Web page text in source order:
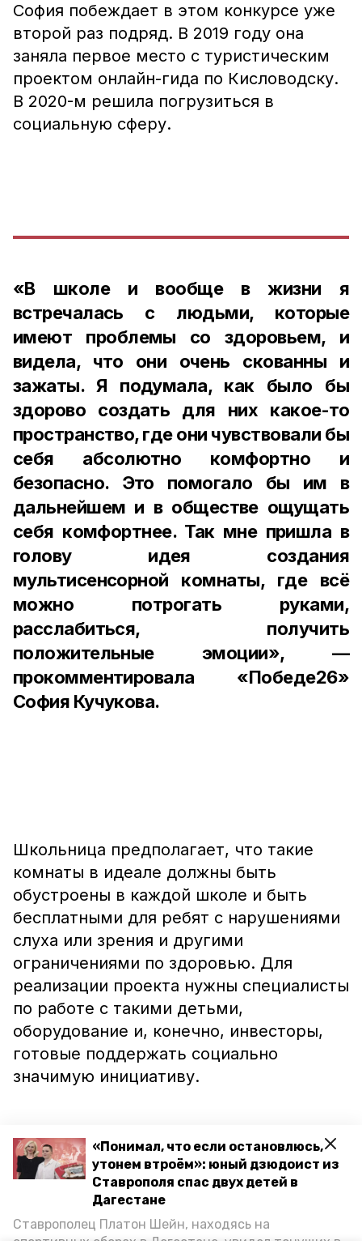
«Понимал, что если остановлюсь,
утонем втроём»: юный дзюдоист из
Ставрополя спас двух детей в
Дагестане
Ставрополец Платон Шейн, находясь на
спортивных сборах в Дегестане, увидел тонущих в
София побеждает в этом конкурсе уже
второй раз подряд. В 2019 году она
заняла первое место с туристическим
проектом онлайн-гида по Кисловодску.
В 2020-м решила погрузиться в
социальную сферу.
«В школе и вообще в жизни я
встречалась с людьми, которые
имеют проблемы со здоровьем, и
видела, что они очень скованны и
зажаты. Я подумала, как было бы
здорово создать для них какое-то
пространство, где они чувствовали бы
себя абсолютно комфортно и
безопасно. Это помогало бы им в
дальнейшем и в обществе ощущать
себя комфортнее. Так мне пришла в
голову идея создания
мультисенсорной комнаты, где всё
можно потрогать руками,
расслабиться, получить
положительные эмоции», —
прокомментировала «Победе26»
София Кучукова.
Школьница предполагает, что такие
комнаты в идеале должны быть
обустроены в каждой школе и быть
бесплатными для ребят с нарушениями
слуха или зрения и другими
ограничениями по здоровью. Для
реализации проекта нужны специалисты
по работе с такими детьми,
оборудование и, конечно, инвесторы,
готовые поддержать социально
значимую инициативу.
онлайн. Итоги конкурса подведены в
2021 году. Кисловодчанка заняла первое
место и получила грамоту.